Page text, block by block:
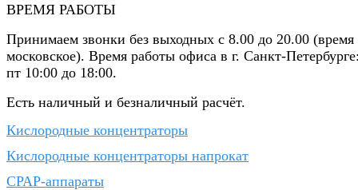
ВРЕМЯ РАБОТЫ
Принимаем звонки без выходных с 8.00 до 20.00 (время
московское). Время работы офиса в г. Санкт-
пт 10:00 до 18:00.
Есть наличный и безналичный расчёт.
Кислородные концентраторы
Кислородные концентраторы напрокат
CPAP-аппараты